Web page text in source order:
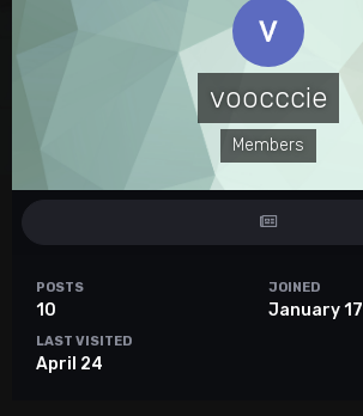
voocccie
Members
POSTS
10
JOINED
January 17
LAST VISITED
April 24